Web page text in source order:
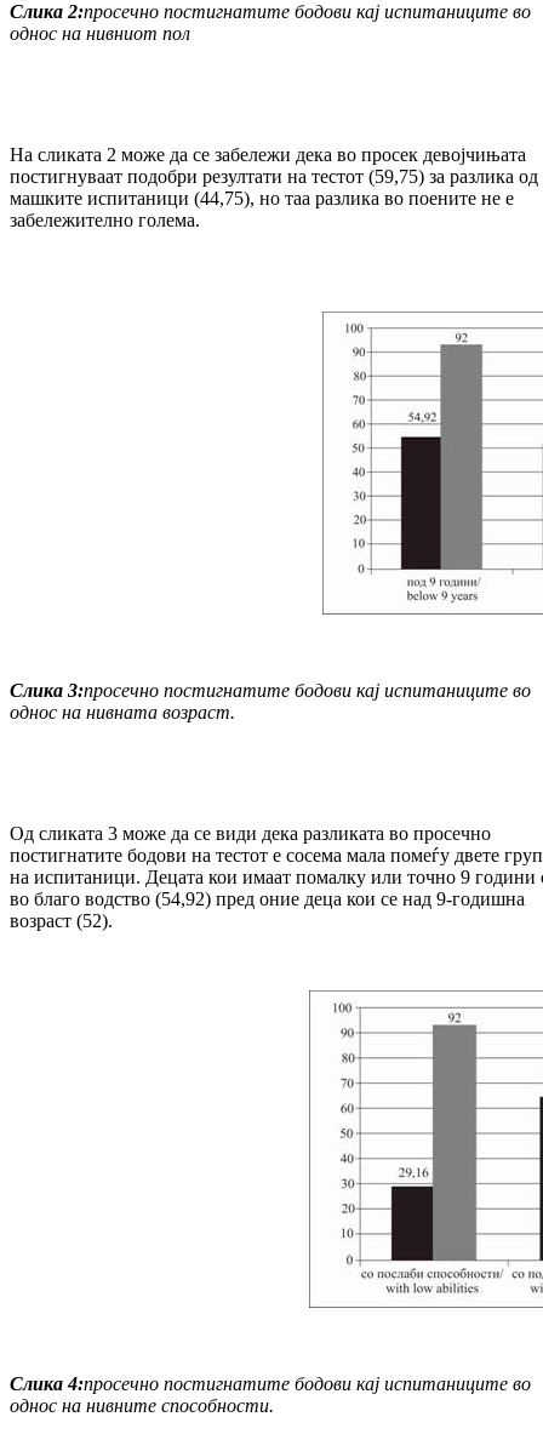
Слика 2:просечно постигнатите бодови кај испитаниците во
однос на нивниот пол
На сликата 2 може да се забележи дека во просек девојчињата
постигнуваат подобри резултати на тестот (59,75) за разлика од
машките испитаници (44,75), но таа разлика во поените не е
забележително голема.
Слика 3:просечно постигнатите бодови кај испитаниците во
однос на нивната возраст.
Од сликата 3 може да се види дека разликата во просечно
постигнатите бодови на тестот е сосема мала помеѓу двете
на испитаници. Децата кои имаат помалку или точно 9 години
во благо водство (54,92) пред оние деца кои се над 9-годишна
возраст (52).
Слика4:просечно постигнатите бодови кај испитаниците во
однос на нивните способности.